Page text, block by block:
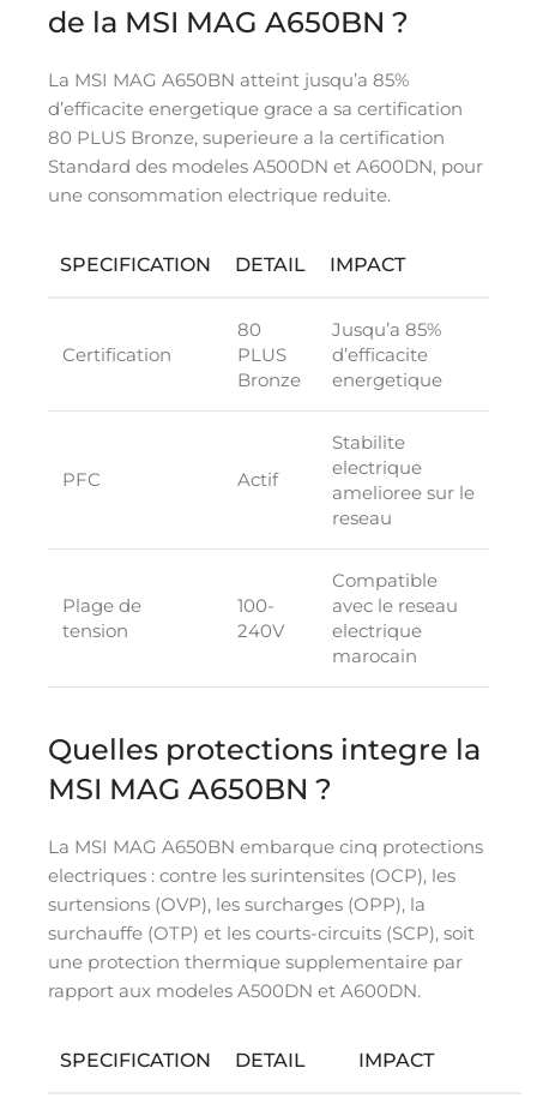
de la MSI MAG A650BN ?
La MSI MAG A650BN atteint jusqu’a 85%
d’efficacite energetique grace a sa certification
80 PLUS Bronze, superieure a la certification
Standard des modeles A500DN et A600DN, pour
une consommation electrique reduite.
SPECIFICATION DETAIL IMPACT
Certification
80
PLUS
Bronze
Jusqu’a 85%
d’efficacite
energetique
PFC Actif
Stabilite
electrique
amelioree sur le
reseau
Plage de
tension
100-
240V
Compatible
avec le reseau
electrique
marocain
Quelles protections integre la
MSI MAG A650BN ?
La MSI MAG A650BN embarque cinq protections
electriques : contre les surintensites (OCP), les
surtensions (OVP), les surcharges (OPP), la
surchauffe (OTP) et les courts-circuits (SCP), soit
une protection thermique supplementaire par
rapport aux modeles A500DN et A600DN.
SPECIFICATION DETAIL IMPACT